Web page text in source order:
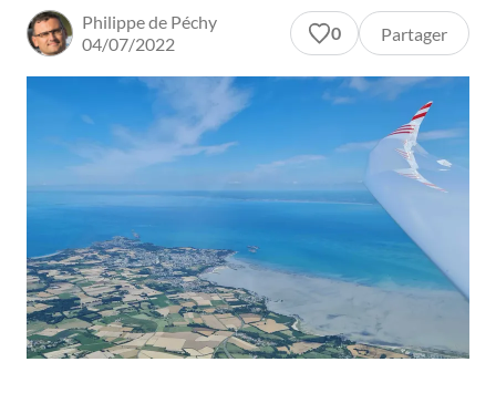
Philippe de Péchy
04/07/2022
0 Partager